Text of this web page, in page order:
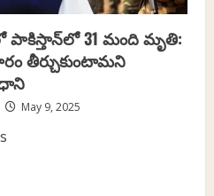
31 మంది మృతి:
తీర్చుకుంటామని
May 9, 2025